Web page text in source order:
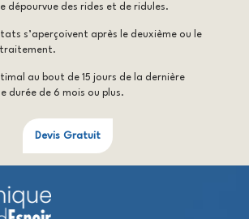
dépourvue des rides et de ridules.
s’aperçoivent après le deuxième ou le
au bout de 15 jours de la dernière
durée de 6 mois ou plus.
Devis Gratuit